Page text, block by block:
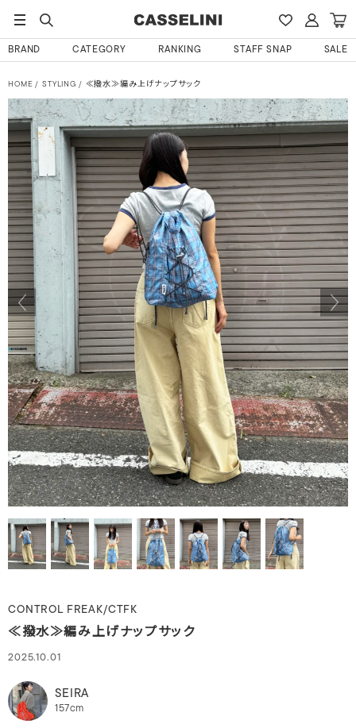
BRAND CATEGORY RANKING STAFF SNAP SALE
HOME STYLING ≪撥水≫編み上げナップサック
CONTROL FREAK/CTFK
≪撥水≫編み上げナップサック
2025.10.01
SEIRA
157cm